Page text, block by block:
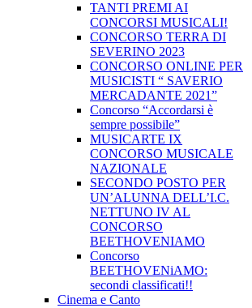
TANTI PREMI AI
CONCORSI MUSICALI!
CONCORSO TERRA DI
SEVERINO 2023
CONCORSO ONLINE PER
MUSICISTI “ SAVERIO
MERCADANTE 2021”
Concorso “Accordarsi è
sempre possibile”
MUSICARTE IX
CONCORSO MUSICALE
NAZIONALE
SECONDO POSTO PER
UN’ALUNNA DELL’I.C.
NETTUNO IV AL
CONCORSO
BEETHOVENIAMO
Concorso
BEETHOVENiAMO:
secondi classificati!!
Cinema e Canto